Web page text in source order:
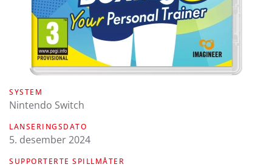
SYSTEM
Nintendo Switch
LANSERINGSDATO
5. desember 2024
SUPPORTERTE SPILLMÅTER